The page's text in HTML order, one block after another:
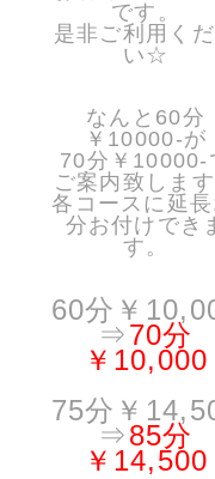
です。
是非ご利用く
い☆
なんと60分
￥10000-が
70分￥10000-
ご案内致しま
各コースに延
分お付けでき
す。
60分￥
⇒70分
￥10,000
75分￥
⇒85分
￥14,500